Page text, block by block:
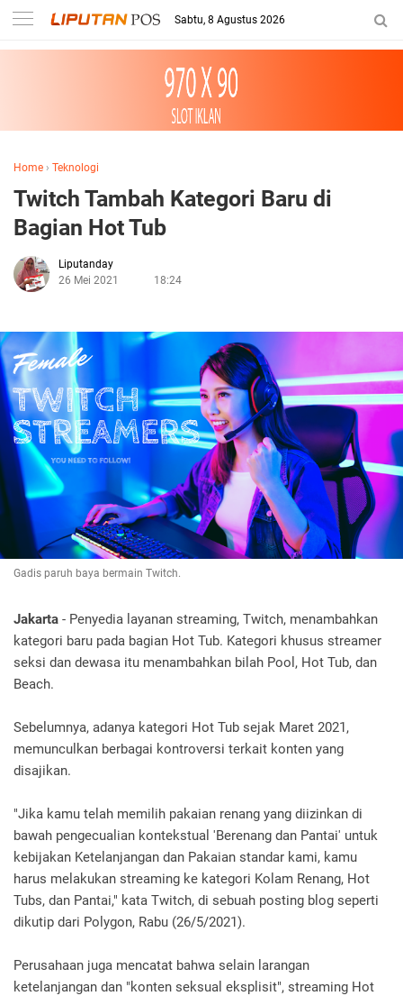
Sabtu, 8 Agustus 2026
Home › Teknologi
Twitch Tambah Kategori Baru di
Bagian Hot Tub
Liputanday
26 Mei 2021
18:24
Gadis paruh baya bermain Twitch.
Jakarta - Penyedia layanan streaming, Twitch, menambahkan
kategori baru pada bagian Hot Tub. Kategori khusus streamer
seksi dan dewasa itu menambahkan bilah Pool, Hot Tub, dan
Beach.
Sebelumnya, adanya kategori Hot Tub sejak Maret 2021,
memunculkan berbagai kontroversi terkait konten yang
disajikan.
"Jika kamu telah memilih pakaian renang yang diizinkan di
bawah pengecualian kontekstual 'Berenang dan Pantai' untuk
kebijakan Ketelanjangan dan Pakaian standar kami, kamu
harus melakukan streaming ke kategori Kolam Renang, Hot
Tubs, dan Pantai," kata Twitch, di sebuah posting blog seperti
dikutip dari Polygon, Rabu (26/5/2021).
Perusahaan juga mencatat bahwa selain larangan
ketelanjangan dan "konten seksual eksplisit", streaming Hot